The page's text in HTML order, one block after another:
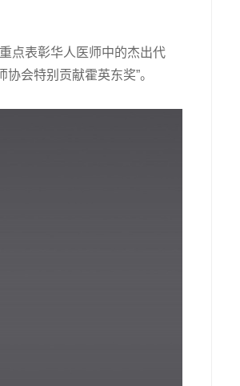
点表彰华人医师中的杰出代
会特别贡献霍英东奖”。